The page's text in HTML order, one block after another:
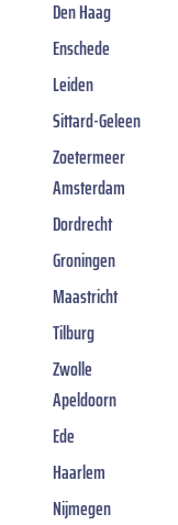
Den Haag
Enschede
Leiden
Sittard-Geleen
Zoetermeer
Amsterdam
Dordrecht
Groningen
Maastricht
Tilburg
Zwolle
Apeldoorn
Ede
Haarlem
Nijmegen